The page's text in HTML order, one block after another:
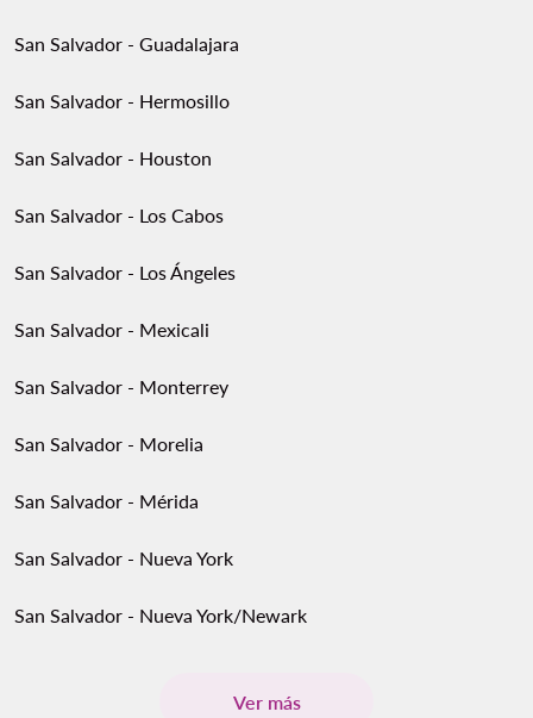
San Salvador - Guadalajara
San Salvador - Hermosillo
San Salvador - Houston
San Salvador - Los Cabos
San Salvador - Los Ángeles
San Salvador - Mexicali
San Salvador - Monterrey
San Salvador - Morelia
San Salvador - Mérida
San Salvador - Nueva York
San Salvador - Nueva York/Newark
Ver más